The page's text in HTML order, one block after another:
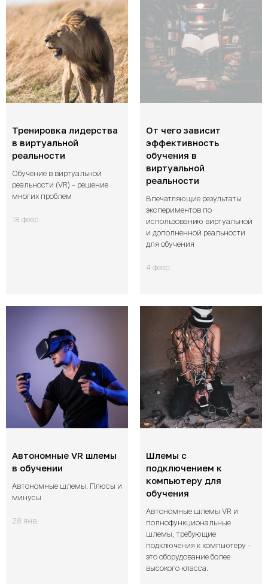
Тренировка лидерства
в виртуальной
реальности
Обучение в виртуальной
реальности (VR) - решение
многих проблем
18 февр.
От чего зависит
эффективность
обучения в
виртуальной
реальности
Впечатляющие результаты
экспериментов по
использованию виртуальной
и дополненной реальности
для обучения
4 февр.
Автономные VR шлемы
в обучении
Автономные шлемы. Плюсы и
минусы
28 янв.
Шлемы с
подключением к
компьютеру для
обучения
Автономные шлемы VR и
полнофункциональные
шлемы, требующие
подключения к компьютеру -
это оборудование более
высокого класса.